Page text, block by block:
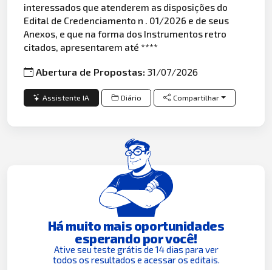
interessados que atenderem as disposições do
Edital de Credenciamento n . 01/2026 e de seus
Anexos, e que na forma dos Instrumentos retro
citados, apresentarem até ****
Abertura de Propostas:31/07/2026
Assistente IA Diário Compartilhar
Há muito mais oportunidades
esperando por você!
Ative seu teste grátis de 14 dias para ver
todos os resultados e acessar os editais.